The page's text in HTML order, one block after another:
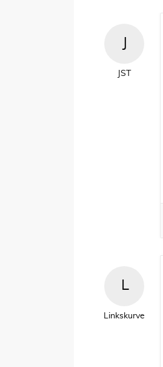
JST
Linkskurve